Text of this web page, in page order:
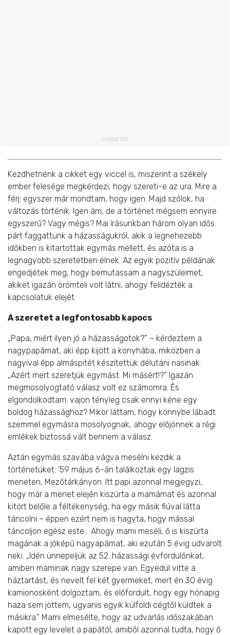
HIRDETÉS
Kezdhetnénk a cikket egy viccel is, miszerint a székely
ember felesége megkérdezi, hogy szereti-e az ura. Mire a
férj: egyszer már mondtam, hogy igen. Majd szólok, ha
változás történik. Igen ám, de a történet mégsem ennyire
egyszerű? Vagy mégis? Mai írásunkban három olyan idős
párt faggattunk a házasságukról, akik a legnehezebb
időkben is kitartottak egymás mellett, és azóta is a
legnagyobb szeretetben élnek. Az egyik pozitív példának
engedjétek meg, hogy bemutassam a nagyszüleimet,
akiket igazán örömteli volt látni, ahogy felidézték a
kapcsolatuk elejét.
A szeretet a legfontosabb kapocs
„Papa, miért ilyen jó a házasságotok?” – kérdeztem a
nagypapámat, aki épp kijött a konyhába, miközben a
nagyival épp almáspitét készítettük délutáni nasinak.
„Azért mert szeretjük egymást. Mi másért!?” Igazán
megmosolyogtató válasz volt ez számomra. És
elgondolkodtam: vajon tényleg csak ennyi kéne egy
boldog házassághoz? Mikor láttam, hogy könnybe lábadt
szemmel egymásra mosolyognak, ahogy előjönnek a régi
emlékek biztossá vált bennem a válasz.
Aztán egymás szavába vágva mesélni kezdik a
történetüket: ’59 május 6-án találkoztak egy lagzis
meneten, Mezőtárkányon. Itt papi azonnal megjegyzi,
hogy már a menet elején kiszúrta a mamámat és azonnal
kitört belőle a féltékenység, ha egy másik fiúval látta
táncolni – éppen ezért nem is hagyta, hogy mással
táncoljon egész este… Ahogy mami meséli, ő is kiszúrta
magának a jóképű nagyapámat, aki ezután 5 évig udvarolt
neki. „Idén ünnepeljük az 52. házassági évfordulónkat,
amiben maminak nagy szerepe van. Egyedül vitte a
háztartást, és nevelt fel két gyermeket, mert én 30 évig
kamionosként dolgoztam, és előfordult, hogy egy hónapig
haza sem jöttem, ugyanis egyik külföldi cégtől küldtek a
másikra.” Mami elmesélte, hogy az udvarlás időszakában
kapott egy levelet a papától, amiből azonnal tudta, hogy ő